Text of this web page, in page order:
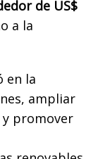
de US$
a la
en la
ampliar
y promover